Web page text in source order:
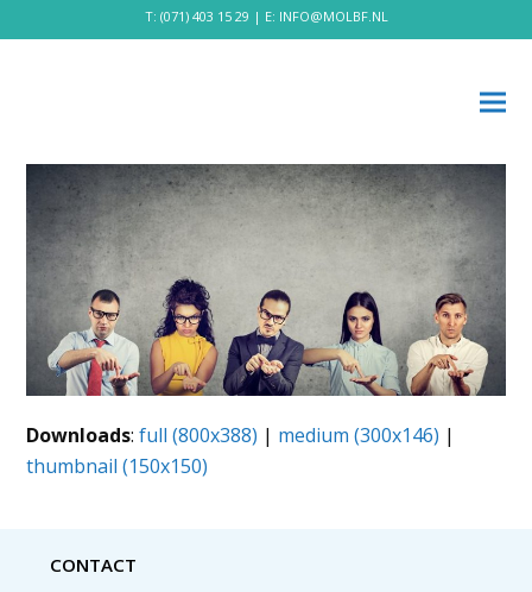
T: (071) 403 15 29 | E: INFO@MOLBF.NL
Downloads:full (800x388) | medium (300x146) |
thumbnail (150x150)
CONTACT